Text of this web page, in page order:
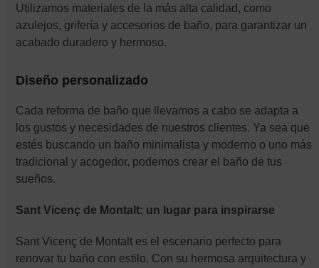
Utilizamos materiales de la más alta calidad, como
azulejos, grifería y accesorios de baño, para garantizar un
acabado duradero y hermoso.
Diseño personalizado
Cada reforma de baño que llevamos a cabo se adapta a
los gustos y necesidades de nuestros clientes. Ya sea que
estés buscando un baño minimalista y moderno o uno más
tradicional y acogedor, podemos crear el baño de tus
sueños.
Sant Vicenç de Montalt: un lugar para inspirarse
Sant Vicenç de Montalt es el escenario perfecto para
renovar tu baño con estilo. Con su hermosa arquitectura y